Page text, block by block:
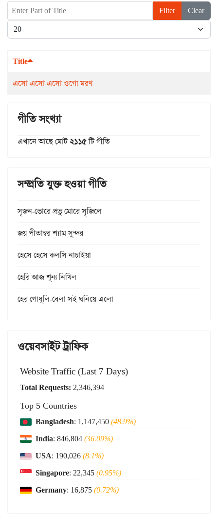
Enter Part of Title Filter
Clear
Display #
Title
এসো এসো এসো ওগো মরণ
গীতি সংখ্যা
এখানে আছে মোট২১১৫টি গীতি
সম্প্রতি যুক্ত হওয়া গীতি
সৃজন-ভোরে প্রভু মোরে সৃজিলে
জয় পীতাম্বর শ্যাম সুন্দর
হেসে হেসে কল্‌সি নাচাইয়া
হেরি আজ শূন্য নিখিল
হের গোধূলি-বেলা সই ঘনিয়ে এলো
ওয়েবসাইট ট্রাফিক
Website Traffic (Last 7 Days)
Total Requests: 2,346,394
Top 5 Countries
Bangladesh: 1,147,450(48.9%)
India: 846,804(36.09%)
USA: 190,026(8.1%)
Singapore: 22,345(0.95%)
Germany: 16,875(0.72%)